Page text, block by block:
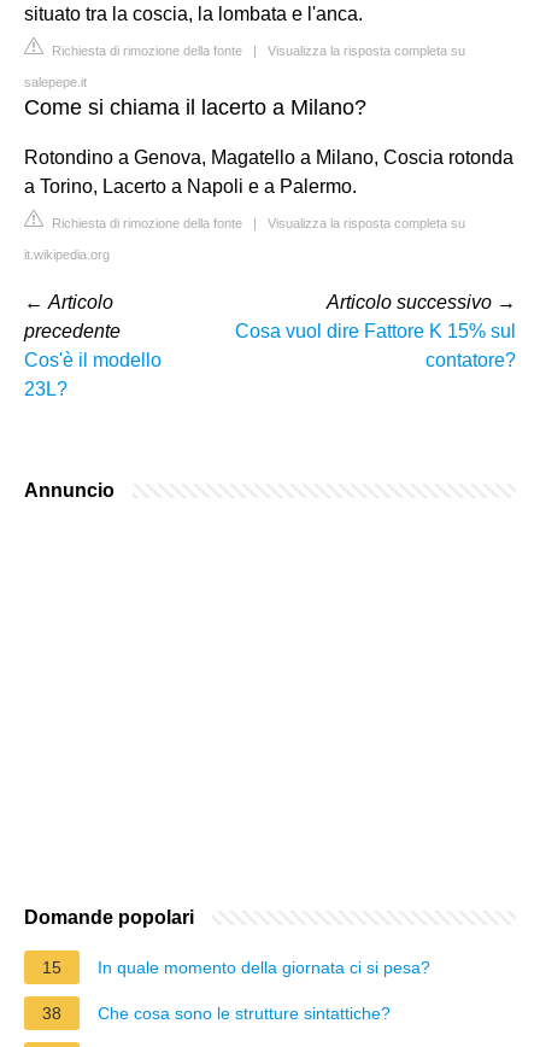
situato tra la coscia, la lombata e l'anca.
Richiesta di rimozione della fonte | Visualizza la risposta completa su
salepepe.it
Come si chiama il lacerto a Milano?
Rotondino a Genova, Magatello a Milano, Coscia rotonda
a Torino, Lacerto a Napoli e a Palermo.
Richiesta di rimozione della fonte | Visualizza la risposta completa su
it.wikipedia.org
← Articolo
precedente
Cos'è il modello
23L?
Articolo successivo →
Cosa vuol dire Fattore K 15% sul
contatore?
Annuncio
Domande popolari
15 In quale momento della giornata ci si pesa?
38 Che cosa sono le strutture sintattiche?